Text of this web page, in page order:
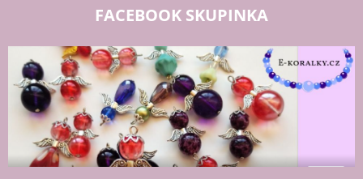
FACEBOOK SKUPINKA